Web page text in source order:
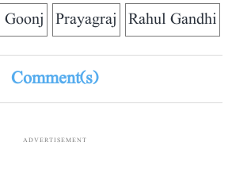
Rahul Gandhi
Prayagraj
Comment(s)
ADVERTISEMENT